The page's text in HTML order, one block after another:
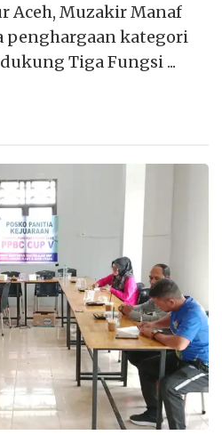
Aceh, Muzakir Manaf
penghargaan kategori
Tiga Fungsi ...